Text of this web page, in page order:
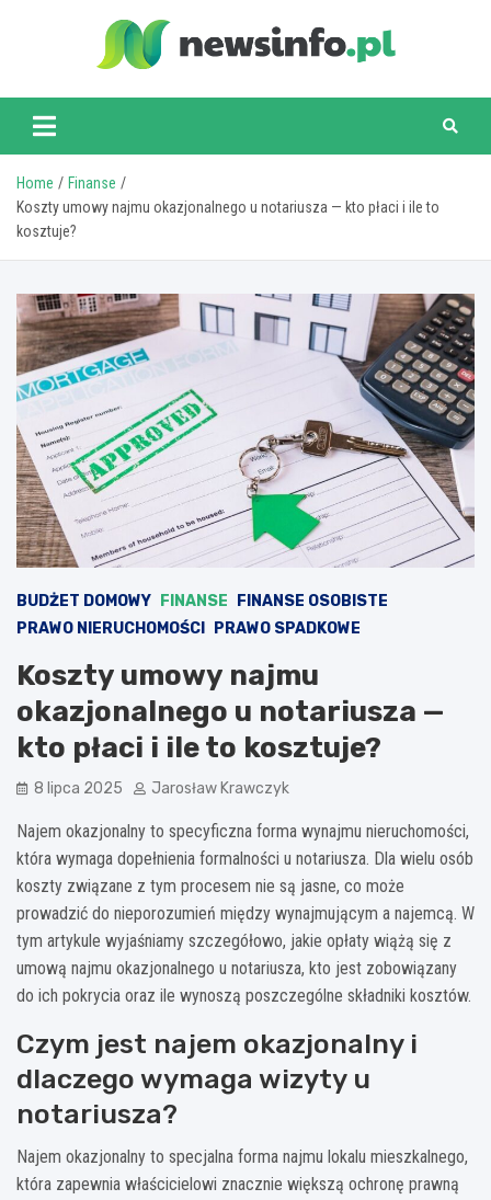
newsinfo.pl
Home
Finanse
Koszty umowy najmu okazjonalnego u notariusza — kto płaci i ile to
kosztuje?
BUDŻET DOMOWY FINANSE FINANSE OSOBISTE
PRAWO NIERUCHOMOŚCI PRAWO SPADKOWE
Koszty umowy najmu
okazjonalnego u notariusza —
kto płaci i ile to kosztuje?
8 lipca 2025 Jarosław Krawczyk
Najem okazjonalny to specyficzna forma wynajmu nieruchomości,
która wymaga dopełnienia formalności u notariusza. Dla wielu osób
koszty związane z tym procesem nie są jasne, co może
prowadzić do nieporozumień między wynajmującym a najemcą. W
tym artykule wyjaśniamy szczegółowo, jakie opłaty wiążą się z
umową najmu okazjonalnego u notariusza, kto jest zobowiązany
do ich pokrycia oraz ile wynoszą poszczególne składniki kosztów.
Czym jest najem okazjonalny i
dlaczego wymaga wizyty u
notariusza?
Najem okazjonalny to specjalna forma najmu lokalu mieszkalnego,
która zapewnia właścicielowi znacznie większą ochronę prawną